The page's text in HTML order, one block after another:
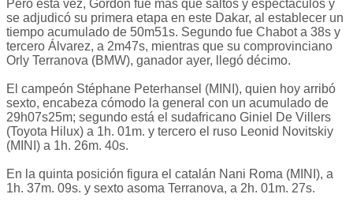
Pero esta vez, Gordon fue más que saltos y espectáculos y
se adjudicó su primera etapa en este Dakar, al establecer un
tiempo acumulado de 50m51s. Segundo fue Chabot a 38s y
tercero Álvarez, a 2m47s, mientras que su comprovinciano
Orly Terranova (BMW), ganador ayer, llegó décimo.
El campeón Stéphane Peterhansel (MINI), quien hoy arribó
sexto, encabeza cómodo la general con un acumulado de
29h07s25m; segundo está el sudafricano Giniel De Villers
(Toyota Hilux) a 1h. 01m. y tercero el ruso Leonid Novitskiy
(MINI) a 1h. 26m. 40s.
En la quinta posición figura el catalán Nani Roma (MINI), a
1h. 37m. 09s. y sexto asoma Terranova, a 2h. 01m. 27s.